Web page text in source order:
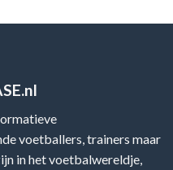
voetballers, trainers maar
in het voetbalwereldje,